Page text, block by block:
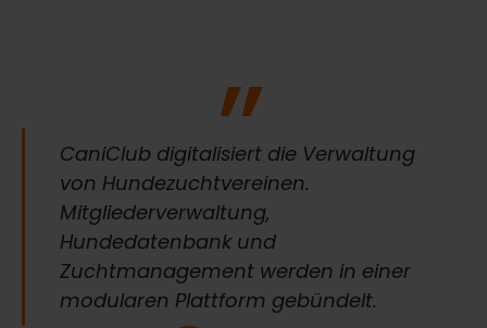
„
CaniClub digitalisiert die Verwaltung
von Hundezuchtvereinen.
Mitgliederverwaltung,
Hundedatenbank und
Zuchtmanagement werden in einer
modularen Plattform gebündelt.